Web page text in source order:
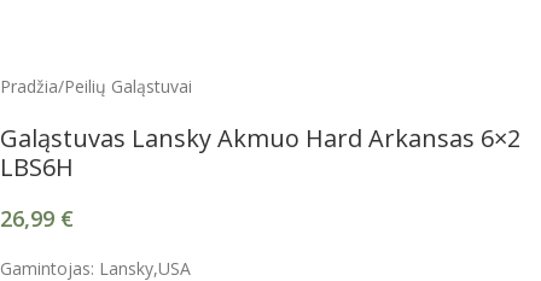
Pradžia/Peilių Galąstuvai
Galąstuvas Lansky Akmuo Hard Arkansas 6×2
LBS6H
26,99 €
Gamintojas: Lansky,USA